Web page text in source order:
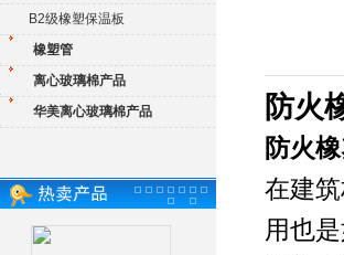
B2级橡塑保温板
橡塑管
离心玻璃棉产品
华美离心玻璃棉产品
防火
防火
在建
用也